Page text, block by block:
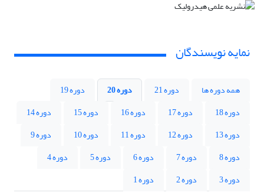
نمایه نویسندگان
همه دوره ها دوره 21 دوره 20
دوره 19
دوره 18
دوره 17 دوره 16 دوره 15
دوره 14
دوره 13
دوره 12 دوره 11 دوره 10
دوره 9
دوره 8
دوره 7 دوره 6 دوره 5
دوره 4
دوره 3
دوره 2
دوره 1